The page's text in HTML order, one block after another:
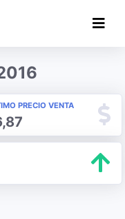
PRECIO VENTA